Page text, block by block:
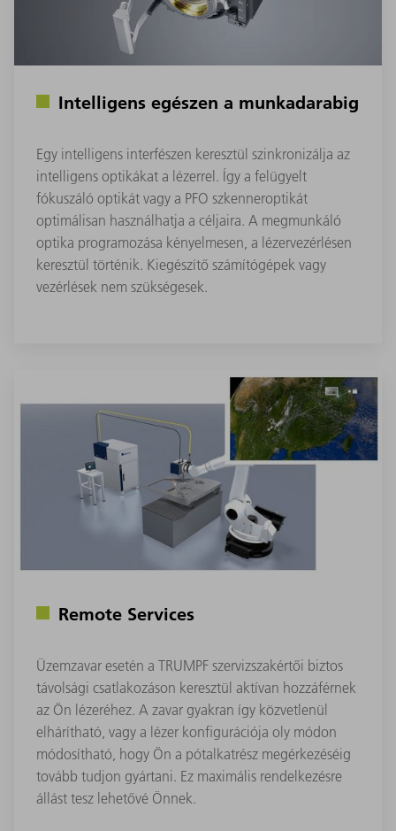
Intelligens egészen a munkadarabig
Egy intelligens interfészen keresztül szinkronizálja az
intelligens optikákat a lézerrel. Így a felügyelt
fókuszáló optikát vagy a PFO szkenneroptikát
optimálisan használhatja a céljaira. A megmunkáló
optika programozása kényelmesen, a lézervezérlésen
keresztül történik. Kiegészítő számítógépek vagy
vezérlések nem szükségesek.
Remote Services
Üzemzavar esetén a TRUMPF szervizszakértői biztos
távolsági csatlakozáson keresztül aktívan hozzáférnek
az Ön lézeréhez. A zavar gyakran így közvetlenül
elhárítható, vagy a lézer konfigurációja oly módon
módosítható, hogy Ön a pótalkatrész megérkezéséig
tovább tudjon gyártani. Ez maximális rendelkezésre
állást tesz lehetővé Önnek.